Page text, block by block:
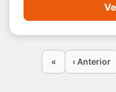
« ‹ Anterior